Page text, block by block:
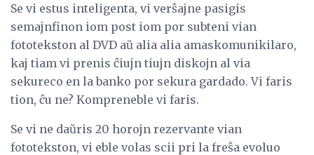
Se vi estus inteligenta, vi verŝajne pasigis
semajnfinon iom post iom por subteni vian
fototekston al DVD aŭ alia alia amaskomunikilaro,
kaj tiam vi prenis ĉiujn tiujn diskojn al via
sekureco en la banko por sekura gardado. Vi faris
tion, ĉu ne? Kompreneble vi faris.
Se vi ne daŭris 20 horojn rezervante vian
fototekston, vi eble volas scii pri la freŝa evoluo